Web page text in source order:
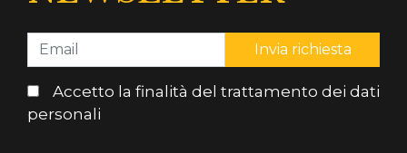
Accetto la finalità del trattamento dei dati
personali